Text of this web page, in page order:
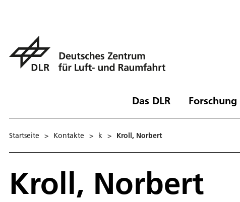
Das DLR
Startseite > Kontakte > k > Kroll, Norbert
Kroll, Norbert